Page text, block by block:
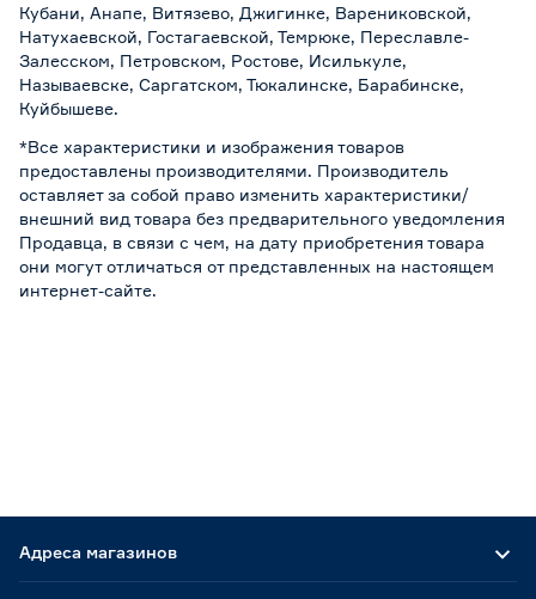
Кубани, Анапе, Витязево, Джигинке, Варениковской,
Натухаевской, Гостагаевской, Темрюке, Переславле-
Залесском, Петровском, Ростове, Исилькуле,
Называевске, Саргатском, Тюкалинске, Барабинске,
Куйбышеве.
*Все характеристики и изображения товаров
предоставлены производителями. Производитель
оставляет за собой право изменить характеристики/
внешний вид товара без предварительного уведомления
Продавца, в связи с чем, на дату приобретения товара
они могут отличаться от представленных на настоящем
интернет-сайте.
Адреса магазинов